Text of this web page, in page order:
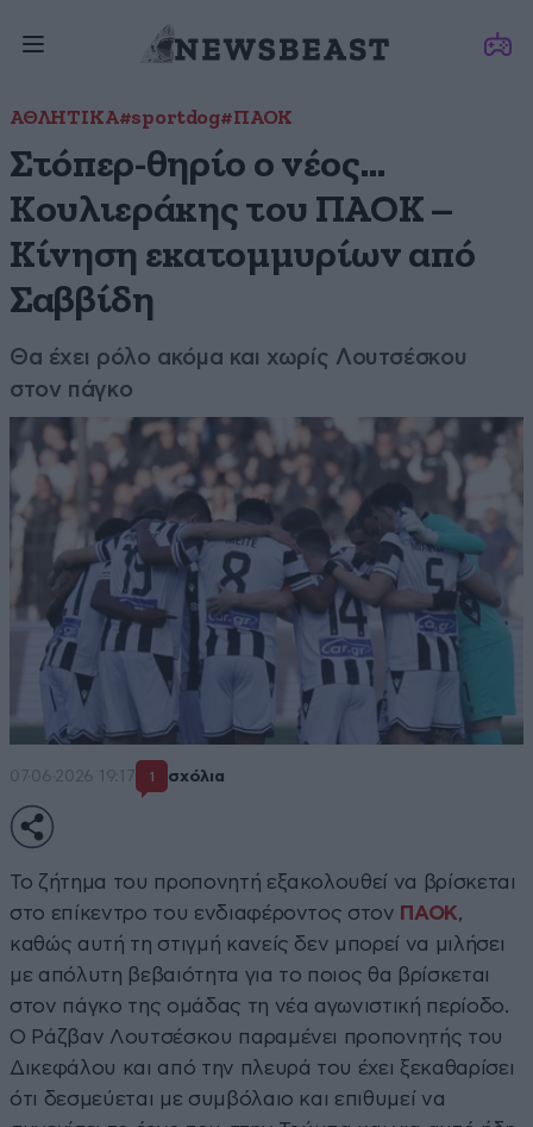
ΑΘΛΗΤΙΚΑ#sportdog#ΠΑΟΚ
Στόπερ-θηρίο ο νέος…
Κουλιεράκης του ΠΑΟΚ –
Κίνηση εκατομμυρίων από
Σαββίδη
Θα έχει ρόλο ακόμα και χωρίς Λουτσέσκου
στον πάγκο
07·06·2026 19:17 1 σχόλια
Το ζήτημα του προπονητή εξακολουθεί να βρίσκεται
στο επίκεντρο του ενδιαφέροντος στον ΠΑΟΚ,
καθώς αυτή τη στιγμή κανείς δεν μπορεί να μιλήσει
με απόλυτη βεβαιότητα για το ποιος θα βρίσκεται
στον πάγκο της ομάδας τη νέα αγωνιστική περίοδο.
Ο Ράζβαν Λουτσέσκου παραμένει προπονητής του
Δικεφάλου και από την πλευρά του έχει ξεκαθαρίσει
ότι δεσμεύεται με συμβόλαιο και επιθυμεί να